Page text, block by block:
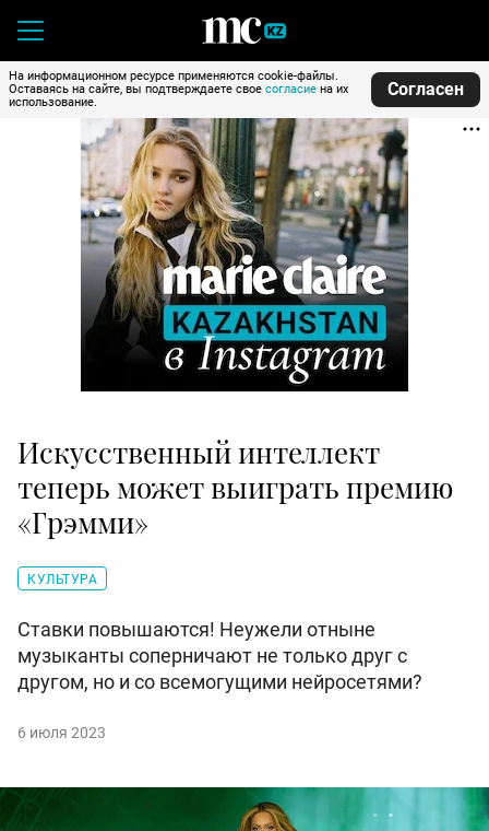
На информационном ресурсе применяются cookie-файлы.
Оставаясь на сайте, вы подтверждаете свое согласие на их
использование.
Согласен
Искусственный интеллект
теперь может выиграть премию
«Грэмми»
КУЛЬТУРА
Ставки повышаются! Неужели отныне
музыканты соперничают не только друг с
другом, но и со всемогущими нейросетями?
6 июля 2023